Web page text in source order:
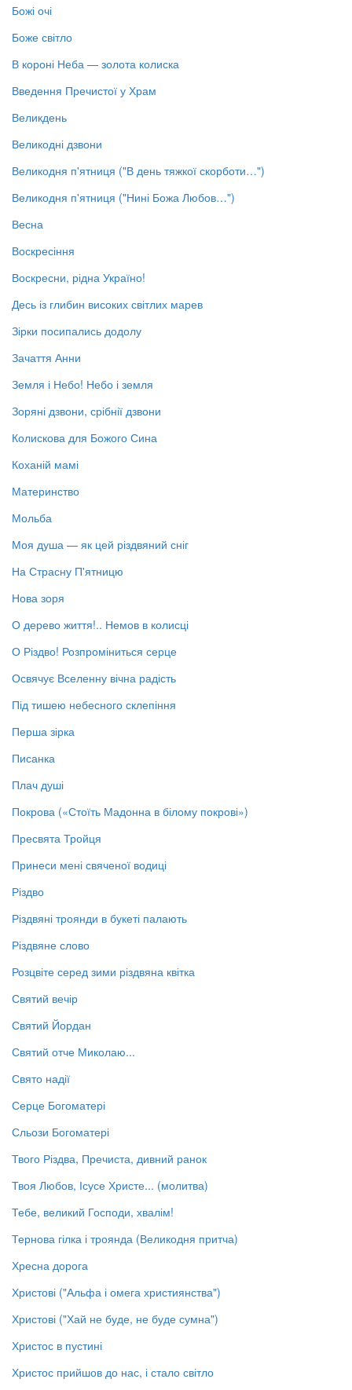
Божі очі
Боже світло
В короні Неба — золота колиска
Введення Пречистої у Храм
Великдень
Великодні дзвони
Великодня п'ятниця ("В день тяжкої скорботи…")
Великодня п'ятниця ("Нині Божа Любов…")
Весна
Воскресіння
Воскресни, рідна Україно!
Десь із глибин високих світлих марев
Зірки посипались додолу
Зачаття Анни
Земля і Небо! Небо і земля
Зоряні дзвони, срібнії дзвони
Колискова для Божого Сина
Коханій мамі
Материнство
Мольба
Моя душа — як цей різдвяний сніг
На Страсну П'ятницю
Нова зоря
О дерево життя!.. Немов в колисці
О Різдво! Розпроміниться серце
Освячує Вселенну вічна радість
Під тишею небесного склепіння
Перша зірка
Писанка
Плач душі
Покрова («Стоїть Мадонна в білому покрові»)
Пресвята Тройця
Принеси мені свяченої водиці
Різдво
Різдвяні троянди в букеті палають
Різдвяне слово
Розцвіте серед зими різдвяна квітка
Святий вечір
Святий Йордан
Святий отче Миколаю...
Свято надії
Серце Богоматері
Сльози Богоматері
Твого Різдва, Пречиста, дивний ранок
Твоя Любов, Ісусе Христе... (молитва)
Тебе, великий Господи, хвалім!
Тернова гілка і троянда (Великодня притча)
Хресна дорога
Христові ("Альфа і омега християнства")
Христові ("Хай не буде, не буде сумна")
Христос в пустині
Христос прийшов до нас, і стало світло